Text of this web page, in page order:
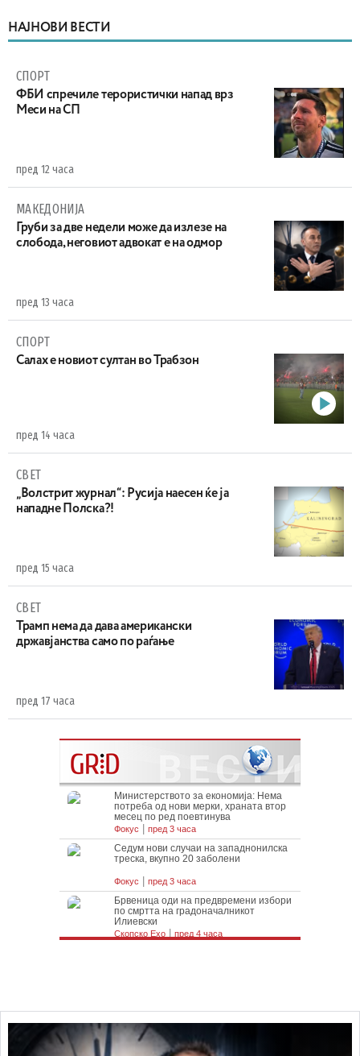
НАЈНОВИ ВЕСТИ
СПОРТ
ФБИ спречиле терористички напад врз
Меси на СП
пред 12 часа
МАКЕДОНИЈА
Груби за две недели може да излезе на
слобода, неговиот адвокат е на одмор
пред 13 часа
СПОРТ
Салах е новиот султан во Трабзон
пред 14 часа
СВЕТ
„Волстрит журнал“: Русија наесен ќе ја
нападне Полска?!
пред 15 часа
СВЕТ
Трамп нема да дава американски
државјанства само по раѓање
пред 17 часа